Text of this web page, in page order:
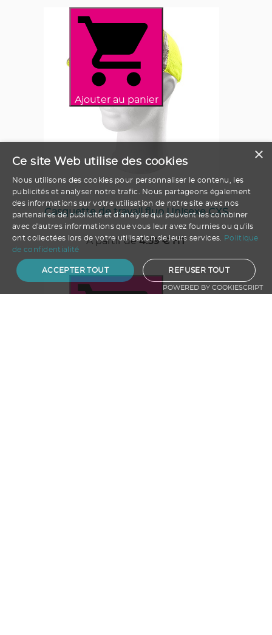
Ajouter au panier
Casquette de travail fluo Unisexe CXS
A partir de 4.39€ HT
×
Ce site Web utilise des cookies
Nous utilisons des cookies pour personnaliser le contenu, les
publicités et analyser notre trafic. Nous partageons également
des informations sur votre utilisation de notre site avec nos
partenaires de publicité et d'analyse qui peuvent les combiner
avec d'autres informations que vous leur avez fournies ou qu'ils
ont collectées lors de votre utilisation de leurs services.
Politique
de confidentialité
ACCEPTER TOUT REFUSER TOUT
POWERED BY COOKIESCRIPT